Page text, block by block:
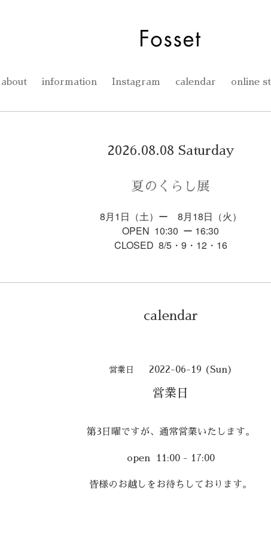
about information Instagram calendar online
2026.08.08 Saturday
夏のくらし展
8月1日（土）ー 8月18日（火）
OPEN 10:30 ー 16:30
CLOSED 8/5・9・12・16
calendar
営業日 2022-06-19 (Sun)
営業日
第3日曜ですが、通常営業いたします。
open 11:00 - 17:00
皆様のお越しをお待ちしております。